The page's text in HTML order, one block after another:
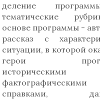
деление
тематические
основе программы -
рассказ с
ситуации, в которой
герои
фактографическими
справками,